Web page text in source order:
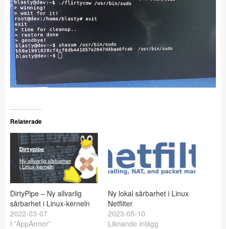
Relaterade
DirtyPipe – Ny allvarlig
sårbarhet i Linux-kerneln
2022-03-07
I ”AppArmor”
Ny lokal sårbarhet i Linux
Netfilter
2023-05-10
Liknande inlägg